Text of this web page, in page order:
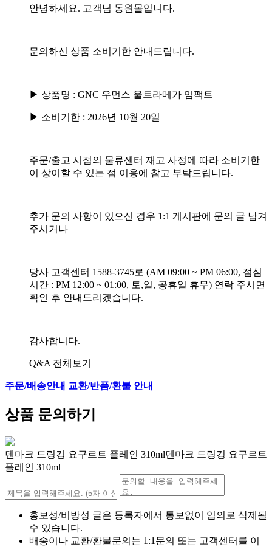
안녕하세요. 고객님 동원몰입니다.
문의하신 상품 소비기한 안내드립니다.
▶ 상품명 : GNC 우먼스 울트라메가 임팩트
▶ 소비기한 : 2026년 10월 20일
주문/출고 시점의 물류센터 재고 사정에 따라 소비기한
이 상이할 수 있는 점 이용에 참고 부탁드립니다.
추가 문의 사항이 있으신 경우 1:1 게시판에 문의 글 남겨
주시거나
당사 고객센터 1588-3745로 (AM 09:00 ~ PM 06:00, 점심
시간 : PM 12:00 ~ 01:00, 토,일, 공휴일 휴무) 연락 주시면
확인 후 안내드리겠습니다.
감사합니다.
Q&A 전체보기
주문/배송안내 교환/반품/환불 안내
상품 문의하기
덴마크 드링킹 요구르트 플레인 310ml덴마크 드링킹 요구르트
플레인 310ml
홍보성/비방성 글은 등록자에서 통보없이 임의로 삭제될
수 있습니다.
배송이나 교환/환불문의는 1:1문의 또는 고객센터를 이